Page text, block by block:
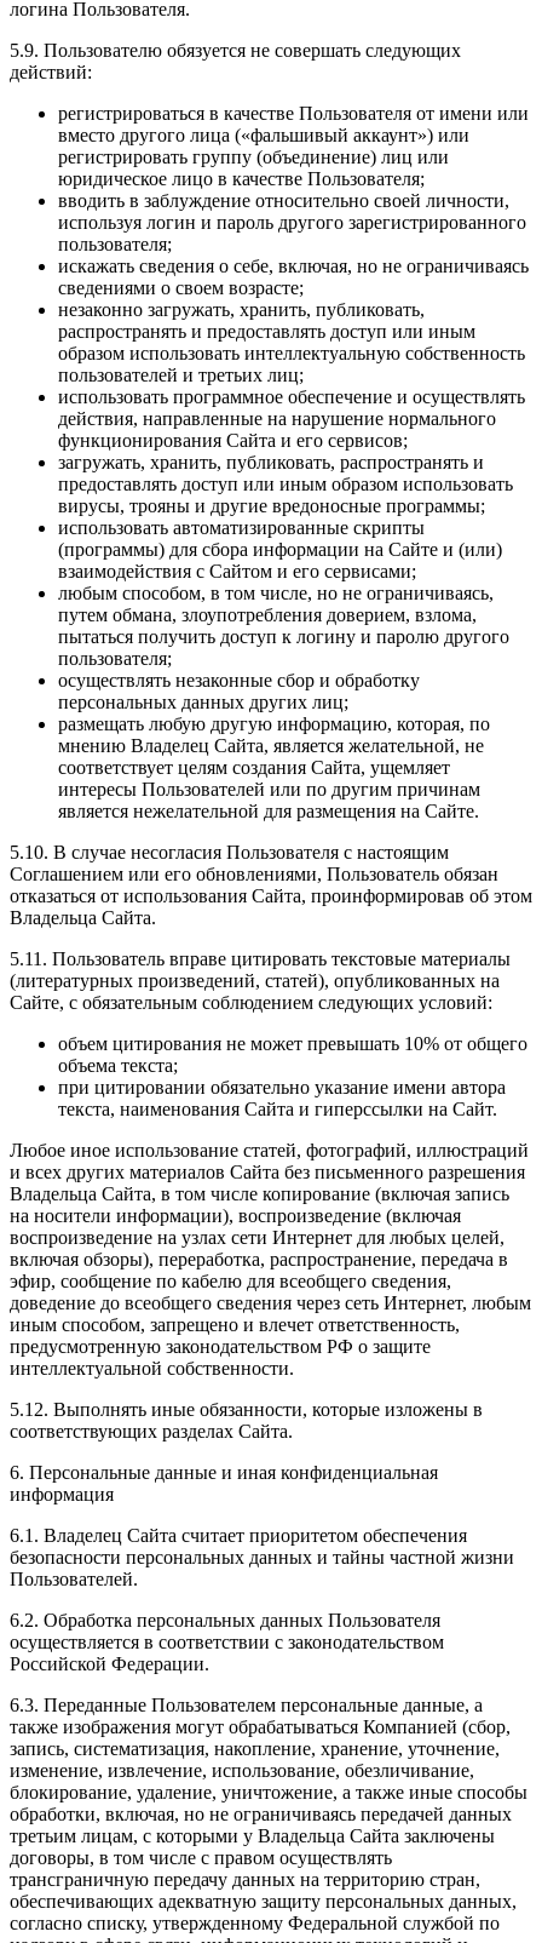
логина Пользователя.
5.9. Пользователю обязуется не совершать следующих
действий:
регистрироваться в качестве Пользователя от имени или
вместо другого лица («фальшивый аккаунт») или
регистрировать группу (объединение) лиц или
юридическое лицо в качестве Пользователя;
вводить в заблуждение относительно своей личности,
используя логин и пароль другого зарегистрированного
пользователя;
искажать сведения о себе, включая, но не ограничиваясь
сведениями о своем возрасте;
незаконно загружать, хранить, публиковать,
распространять и предоставлять доступ или иным
образом использовать интеллектуальную собственность
пользователей и третьих лиц;
использовать программное обеспечение и осуществлять
действия, направленные на нарушение нормального
функционирования Сайта и его сервисов;
загружать, хранить, публиковать, распространять и
предоставлять доступ или иным образом использовать
вирусы, трояны и другие вредоносные программы;
использовать автоматизированные скрипты
(программы) для сбора информации на Сайте и (или)
взаимодействия с Сайтом и его сервисами;
любым способом, в том числе, но не ограничиваясь,
путем обмана, злоупотребления доверием, взлома,
пытаться получить доступ к логину и паролю другого
пользователя;
осуществлять незаконные сбор и обработку
персональных данных других лиц;
размещать любую другую информацию, которая, по
мнению Владелец Сайта, является желательной, не
соответствует целям создания Сайта, ущемляет
интересы Пользователей или по другим причинам
является нежелательной для размещения на Сайте.
5.10. В случае несогласия Пользователя с настоящим
Соглашением или его обновлениями, Пользователь обязан
отказаться от использования Сайта, проинформировав об этом
Владельца Сайта.
5.11. Пользователь вправе цитировать текстовые материалы
(литературных произведений, статей), опубликованных на
Сайте, с обязательным соблюдением следующих условий:
объем цитирования не может превышать 10% от общего
объема текста;
при цитировании обязательно указание имени автора
текста, наименования Сайта и гиперссылки на Сайт.
Любое иное использование статей, фотографий, иллюстраций
и всех других материалов Сайта без письменного разрешения
Владельца Сайта, в том числе копирование (включая запись
на носители информации), воспроизведение (включая
воспроизведение на узлах сети Интернет для любых целей,
включая обзоры), переработка, распространение, передача в
эфир, сообщение по кабелю для всеобщего сведения,
доведение до всеобщего сведения через сеть Интернет, любым
иным способом, запрещено и влечет ответственность,
предусмотренную законодательством РФ о защите
интеллектуальной собственности.
5.12. Выполнять иные обязанности, которые изложены в
соответствующих разделах Сайта.
6. Персональные данные и иная конфиденциальная
информация
6.1. Владелец Сайта считает приоритетом обеспечения
безопасности персональных данных и тайны частной жизни
Пользователей.
6.2. Обработка персональных данных Пользователя
осуществляется в соответствии с законодательством
Российской Федерации.
6.3. Переданные Пользователем персональные данные, а
также изображения могут обрабатываться Компанией (сбор,
запись, систематизация, накопление, хранение, уточнение,
изменение, извлечение, использование, обезличивание,
блокирование, удаление, уничтожение, а также иные способы
обработки, включая, но не ограничиваясь передачей данных
третьим лицам, с которыми у Владельца Сайта заключены
договоры, в том числе с правом осуществлять
трансграничную передачу данных на территорию стран,
обеспечивающих адекватную защиту персональных данных,
согласно списку, утвержденному Федеральной службой по